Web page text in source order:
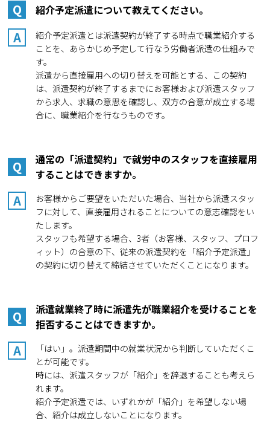
Q 紹介予定派遣について教えてください。
A
紹介予定派遣とは派遣契約が終了する時点で職業紹介する
ことを、あらかじめ予定して行なう労働者派遣の仕組みで
す。
派遣から直接雇用への切り替えを可能とする、この契約
は、派遣契約が終了するまでにお客様および派遣スタッフ
から求人、求職の意思を確認し、双方の合意が成立する場
合に、職業紹介を行なうものです。
Q
通常の「派遣契約」で就労中のスタッフを直接雇用
することはできますか。
A
お客様からご要望をいただいた場合、当社から派遣スタッ
フに対して、直接雇用されることについての意志確認をい
たします。
スタッフも希望する場合、3者（お客様、スタッフ、プロフ
ィット）の合意の下、従来の派遣契約を「紹介予定派遣」
の契約に切り替えて締結させていただくことになります。
Q
派遣就業終了時に派遣先が職業紹介を受けることを
拒否することはできますか。
A
「はい」。派遣期間中の就業状況から判断していただくこ
とが可能です。
時には、派遣スタッフが「紹介」を辞退することも考えら
れます。
紹介予定派遣では、いずれかが「紹介」を希望しない場
合、紹介は成立しないことになります。